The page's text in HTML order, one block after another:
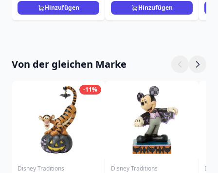
Hinzufügen Hinzufügen
Von der gleichen Marke
-11%
Disney Traditions Disney Traditions